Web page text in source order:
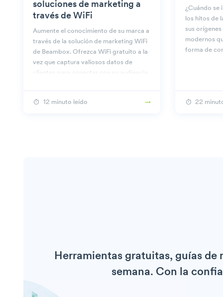
soluciones de marketing a
través de WiFi
Aumente el conocimiento de su marca a
través de la solución de marketing WiFi
de Beambox. Ofrezca WiFi gratuito a la
vez que captura valiosos datos de
clientes para conectar con su audiencia.
12 minuto leído
¿Cuándo se
los hitos de
sus orígenes
modernos
forma de
22
Herramientas gratuitas, guías
semana. Con la